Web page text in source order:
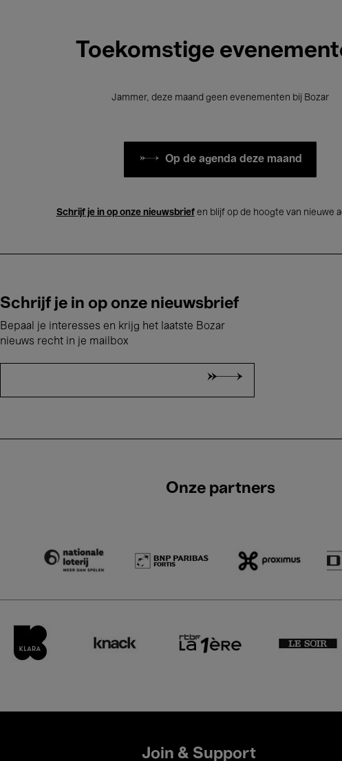
Toekomstige
Jammer, deze maand geen evenementen bij Bozar
Op de agenda deze maand
Schrijf je in op onze nieuwsbriefen blijf op de hoogte van nieuwe
Schrijf je in op onze nieuwsbrief
Bepaal je interesses en krijg het laatste Bozar
nieuws recht in je mailbox
Onze partners
Join & Support